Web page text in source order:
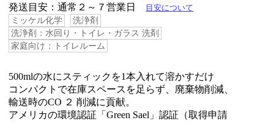
発送目安：通常２～７営業日 目安について
ミッケル化学
洗浄剤
洗浄剤：水回り・トイレ・ガラス 洗剤
家庭向け：トイレルーム
500mlの水にスティックを1本入れて溶かすだけ
コンパクトで在庫スペースを足らず、廃棄物削減、
輸送時のCO ２ 削減に貢献。
アメリカの環境認証「Green Sael」認証（取得申請